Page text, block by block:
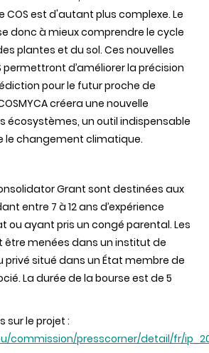
COS est d'autant plus complexe. Le
donc à mieux comprendre le cycle
plantes et du sol. Ces nouvelles
permettront d’améliorer la précision
pour le futur proche de
créera une nouvelle
écosystèmes, un outil indispensable
le changement climatique.
Grant sont destinées aux
entre 7 à 12 ans d’expérience
ou ayant pris un congé parental. Les
être menées dans un institut de
privé situé dans un État membre de
La durée de la bourse est de 5
sur le projet :
commission/presscorner/detail/fr/